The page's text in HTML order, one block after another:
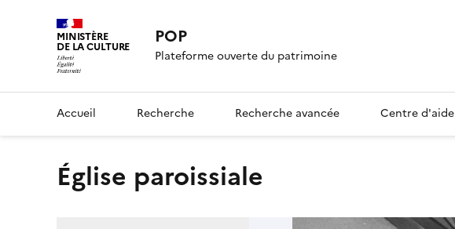
MINISTÈRE
DE LA CULTURE POP
Plateforme ouverte du patrimoine
Accueil Recherche Recherche avancée Centre d'aide
église paroissiale